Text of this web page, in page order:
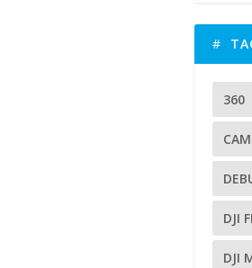
360
DJI
DJI